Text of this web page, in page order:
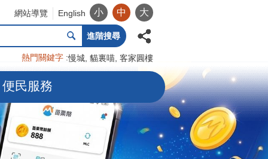
網站導覽 English 小 中 大
進階搜尋
熱門關鍵字 慢城 貓裏喵 客家圓樓
便民服務